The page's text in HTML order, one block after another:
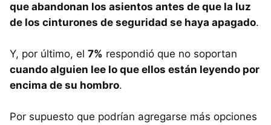
que abandonan los asientos antes de que la luz
de los cinturones de seguridad se haya apagado.
Y, por último, el 7% respondió que no soportan
cuando alguien lee lo que ellos están leyendo por
encima de su hombro.
Por supuesto que podrían agregarse más opciones